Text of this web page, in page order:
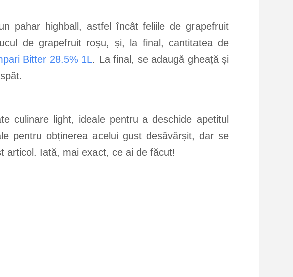
pahar highball, astfel încât feliile de grapefruit
de grapefruit roșu, și, la final, cantitatea de
Bitter 28.5% 1L. La final, se adaugă gheață și
culinare light, ideale pentru a deschide apetitul
pentru obținerea acelui gust desăvârșit, dar se
articol. Iată, mai exact, ce ai de făcut!